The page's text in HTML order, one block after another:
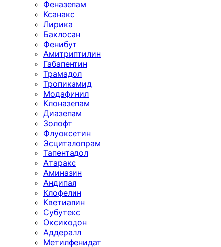
Феназепам
Ксанакс
Лирика
Баклосан
Фенибут
Амитриптилин
Габапентин
Трамадол
Тропикамид
Модафинил
Клоназепам
Диазепам
Золофт
Флуоксетин
Эсциталопрам
Тапентадол
Атаракс
Аминазин
Андипал
Клофелин
Кветиапин
Субутекс
Оксикодон
Аддералл
Метилфенидат